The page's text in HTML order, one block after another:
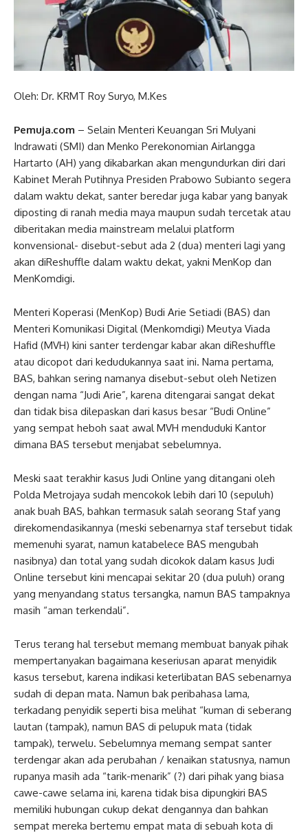
Oleh: Dr. KRMT Roy Suryo, M.Kes
Pemuja.com – Selain Menteri Keuangan Sri Mulyani
Indrawati (SMI) dan Menko Perekonomian Airlangga
Hartarto (AH) yang dikabarkan akan mengundurkan diri dari
Kabinet Merah Putihnya Presiden Prabowo Subianto segera
dalam waktu dekat, santer beredar juga kabar yang banyak
diposting di ranah media maya maupun sudah tercetak atau
diberitakan media mainstream melalui platform
konvensional- disebut-sebut ada 2 (dua) menteri lagi yang
akan diReshuffle dalam waktu dekat, yakni MenKop dan
MenKomdigi.
Menteri Koperasi (MenKop) Budi Arie Setiadi (BAS) dan
Menteri Komunikasi Digital (Menkomdigi) Meutya Viada
Hafid (MVH) kini santer terdengar kabar akan diReshuffle
atau dicopot dari kedudukannya saat ini. Nama pertama,
BAS, bahkan sering namanya disebut-sebut oleh Netizen
dengan nama “Judi Arie”, karena ditengarai sangat dekat
dan tidak bisa dilepaskan dari kasus besar “Budi Online”
yang sempat heboh saat awal MVH menduduki Kantor
dimana BAS tersebut menjabat sebelumnya.
Meski saat terakhir kasus Judi Online yang ditangani oleh
Polda Metrojaya sudah mencokok lebih dari 10 (sepuluh)
anak buah BAS, bahkan termasuk salah seorang Staf yang
direkomendasikannya (meski sebenarnya staf tersebut tidak
memenuhi syarat, namun katabelece BAS mengubah
nasibnya) dan total yang sudah dicokok dalam kasus Judi
Online tersebut kini mencapai sekitar 20 (dua puluh) orang
yang menyandang status tersangka, namun BAS tampaknya
masih “aman terkendali”.
Terus terang hal tersebut memang membuat banyak pihak
mempertanyakan bagaimana keseriusan aparat menyidik
kasus tersebut, karena indikasi keterlibatan BAS sebenarnya
sudah di depan mata. Namun bak peribahasa lama,
terkadang penyidik seperti bisa melihat “kuman di seberang
lautan (tampak), namun BAS di pelupuk mata (tidak
tampak), terwelu. Sebelumnya memang sempat santer
terdengar akan ada perubahan / kenaikan statusnya, namun
rupanya masih ada “tarik-menarik” (?) dari pihak yang biasa
cawe-cawe selama ini, karena tidak bisa dipungkiri BAS
memiliki hubungan cukup dekat dengannya dan bahkan
sempat mereka bertemu empat mata di sebuah kota di